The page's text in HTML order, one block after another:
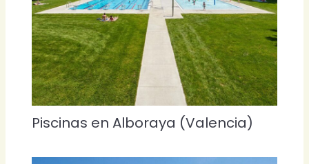
Piscinas en Alboraya (Valencia)